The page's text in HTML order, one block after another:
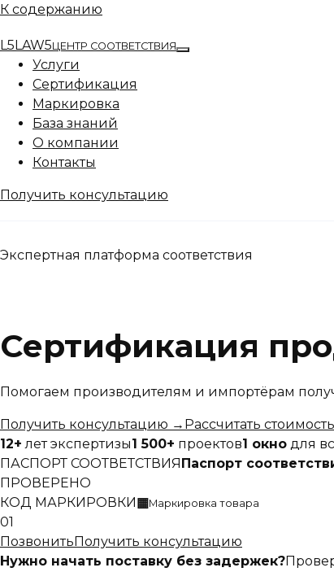
К содержанию
L5LAW5ЦЕНТР СООТВЕТСТВИЯ
Услуги
Сертификация
Маркировка
База знаний
О компании
Контакты
Получить консультацию
Экспертная платформа соответствия
Сертификация
Помогаем производителям и импортёрам
Получить консультацию → Рассчитать стоимость
12+ лет экспертизы1 500+ проектов1 окно для
ПАСПОРТ СООТВЕТСТВИЯПаспорт
ПРОВЕРЕНО
КОД МАРКИРОВКИ▦Маркировка товара
01
ПозвонитьПолучить консультацию
Нужно начать поставку без задержек?